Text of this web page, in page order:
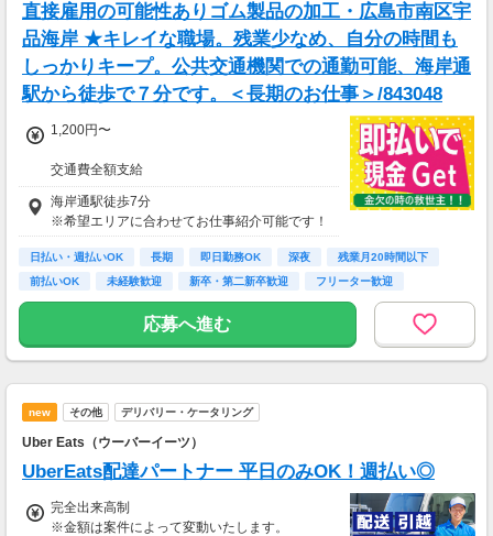
直接雇用の可能性ありゴム製品の加工・広島市南区宇
品海岸 ★キレイな職場。残業少なめ、自分の時間も
しっかりキープ。公共交通機関での通勤可能、海岸通
駅から徒歩で７分です。＜長期のお仕事＞/843048
1,200円〜
交通費全額支給
即払い制度有
海岸通駅徒歩7分
※希望エリアに合わせてお仕事紹介可能です！
日払い・週払いOK 長期 即日勤務OK 深夜
残業月20時間以下
前払いOK
未経験歓迎 新卒・第二新卒歓迎 フリーター歓迎
応募へ進む
new その他 デリバリー・ケータリング
Uber Eats（ウーバーイーツ）
UberEats配達パートナー 平日のみOK！週払い◎
完全出来高制
※金額は案件によって変動いたします。